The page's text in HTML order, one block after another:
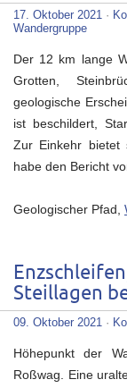
17. Oktober 2021 ·
Wandergruppe
Der 12 km lange
Grotten,
geologische
ist beschildert,
Zur Einkehr bietet
habe den Bericht
Geologischer Pfad,
Steillagen
09. Oktober 2021 ·
Höhepunkt der
Roßwag. Eine